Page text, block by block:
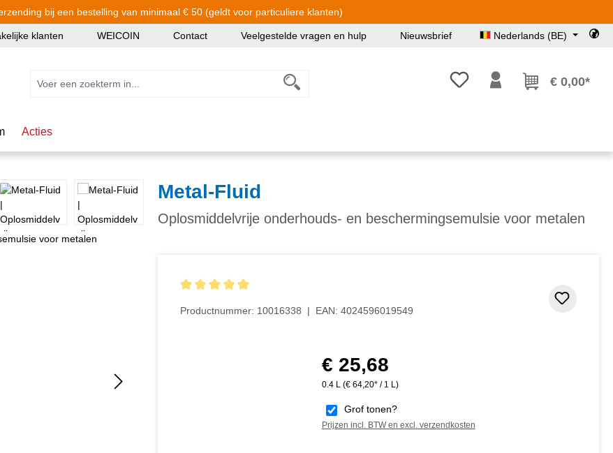
bij een bestelling van minimaal € 50 (geldt voor particuliere klanten)
klanten WEICOIN Contact Veelgestelde vragen en hulp Nieuwsbrief Nederlands (BE)
Je hebt 0 items op je€ 0,00*
Acties
Metal-Fluid
Oplosmiddelvrije onderhouds- en beschermingsemulsie voor metalen
Productnummer: 10016338 | EAN: 4024596019549
Normale prijs:
€ 25,68
0.4 L (€ 64,20* / 1 L)
Grof tonen?
Prijzen incl. BTW en excl. verzendkosten